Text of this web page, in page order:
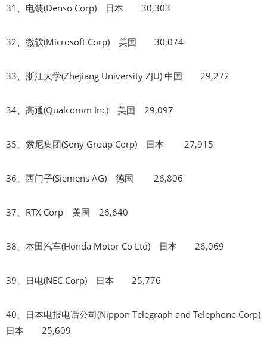
31、电装(Denso Corp) 日本 30,303
32、微软(Microsoft Corp) 美国 30,074
33、浙江大学(Zhejiang University ZJU) 中国 29,272
34、高通(Qualcomm Inc) 美国 29,097
35、索尼集团(Sony Group Corp) 日本 27,915
36、西门子(Siemens AG) 德国 26,806
37、RTX Corp 美国 26,640
38、本田汽车(Honda Motor Co Ltd) 日本 26,069
39、日电(NEC Corp) 日本 25,776
40、日本电报电话公司(Nippon Telegraph and Telephone Corp)
日本 25,609